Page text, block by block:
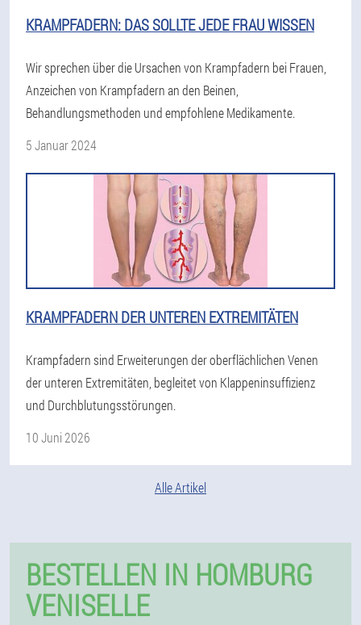
KRAMPFADERN: DAS SOLLTE JEDE FRAU WISSEN
Wir sprechen über die Ursachen von Krampfadern bei Frauen,
Anzeichen von Krampfadern an den Beinen,
Behandlungsmethoden und empfohlene Medikamente.
5 Januar 2024
KRAMPFADERN DER UNTEREN EXTREMITÄTEN
Krampfadern sind Erweiterungen der oberflächlichen Venen
der unteren Extremitäten, begleitet von Klappeninsuffizienz
und Durchblutungsstörungen.
10 Juni 2026
Alle Artikel
BESTELLEN IN HOMBURG
VENISELLE